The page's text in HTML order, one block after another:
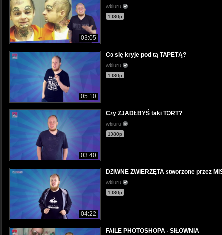
03:05
wbiuru
1080p
05:10
Co się kryje pod tą TAPETĄ?
wbiuru
1080p
03:40
Czy ZJADŁBYŚ taki TORT?
wbiuru
1080p
04:22
DZIWNE ZWIERZĘTA stworzone przez
wbiuru
1080p
FAILE PHOTOSHOPA - SIŁOWNIA